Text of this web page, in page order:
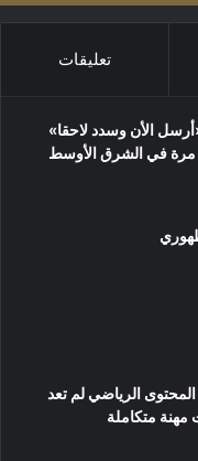
تعليقات
الأن وسدد لاحقا»
مرة في الشرق الأوسط
الرياضي لم تعد
متكاملة